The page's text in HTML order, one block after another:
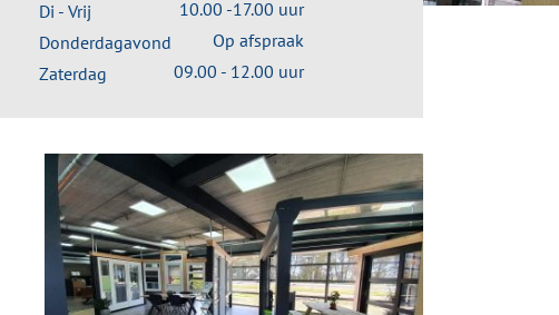
Di - Vrij
10.00 -17.00 uur
Donderdagavond
Op afspraak
Zaterdag
09.00 - 12.00 uur